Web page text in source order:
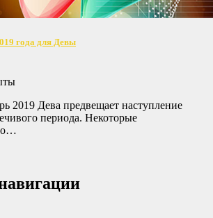
года для Девы
2019 Дева предвещает наступление
периода. Некоторые